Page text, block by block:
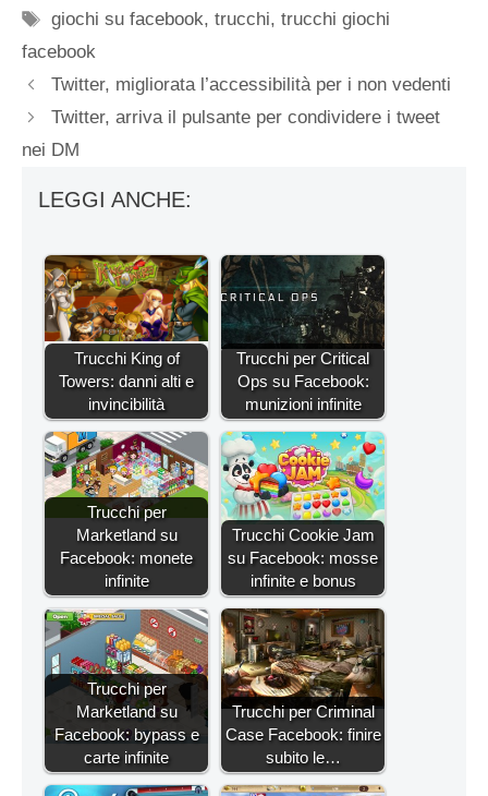
Tag
giochi su facebook,trucchi,trucchi giochi
facebook
Twitter, migliorata l’accessibilità per i non vedenti
Twitter, arriva il pulsante per condividere i tweet
nei DM
LEGGI ANCHE:
Trucchi King of
Towers: danni alti e
invincibilità
Trucchi per Critical
Ops su Facebook:
munizioni infinite
Trucchi per
Marketland su
Facebook: monete
infinite
Trucchi Cookie Jam
su Facebook: mosse
infinite e bonus
Trucchi per
Marketland su
Facebook: bypass e
carte infinite
Trucchi per Criminal
Case Facebook: finire
subito le…